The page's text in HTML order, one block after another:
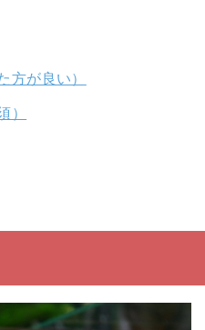
方が良い）
）